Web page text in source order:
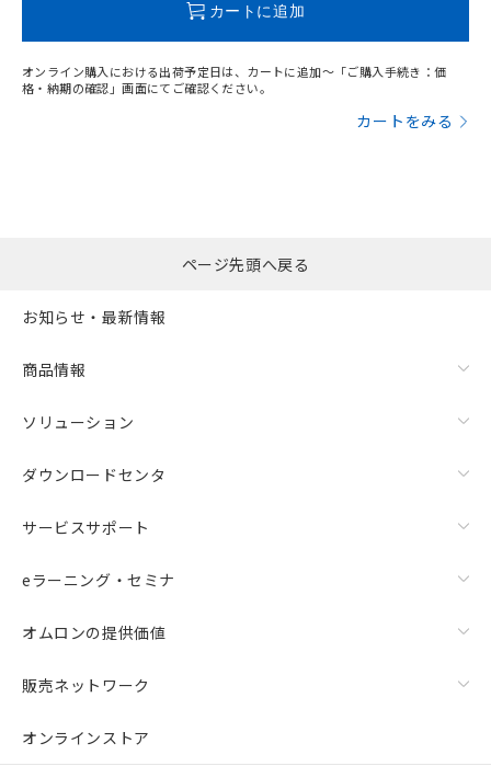
カートに追加
オンライン購入における出荷予定日は、カートに追加～「ご購入手続き：価
格・納期の確認」画面にてご確認ください。
カートをみる
ページ先頭へ戻る
お知らせ・最新情報
商品情報
ソリューション
ダウンロードセンタ
サービスサポート
eラーニング・セミナ
オムロンの提供価値
販売ネットワーク
オンラインストア